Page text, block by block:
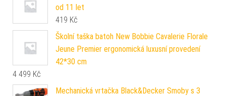
od 11 let
419 Kč
Školní taška batoh New Bobbie Cavalerie Florale
Jeune Premier ergonomická luxusní provedení
42*30 cm
4 499 Kč
Mechanická vrtačka Black&Decker Smoby s 3